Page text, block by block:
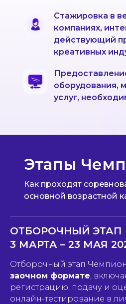
Стажировка в
компаниях,
действующий
креативных
оборудования,
услуг,
Как проходят
основной возрастной
Этапы
ОТБОРОЧНЫЙ ЭТАП
3 МАРТА – 23 МАЯ
Отборочный этап
заочном формате,
регистрацию, подачу и
онлайн-тестирование в